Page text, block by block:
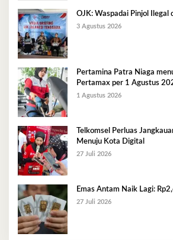
OJK: Waspadai Pinjol Ilegal
3 Agustus 2026
Pertamina Patra Niaga
Pertamax per 1 Agustus
1 Agustus 2026
Telkomsel Perluas
Menuju Kota Digital
27 Juli 2026
Emas Antam Naik Lagi:
27 Juli 2026